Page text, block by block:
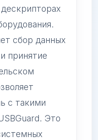
сбор данных
принятие
с такими
Это